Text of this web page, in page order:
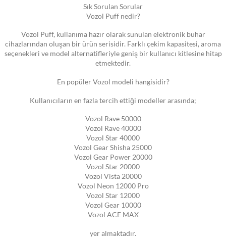
Sık Sorulan Sorular
Vozol Puff nedir?
Vozol Puff, kullanıma hazır olarak sunulan elektronik buhar
cihazlarından oluşan bir ürün serisidir. Farklı çekim kapasitesi, aroma
seçenekleri ve model alternatifleriyle geniş bir kullanıcı kitlesine hitap
etmektedir.
En popüler Vozol modeli hangisidir?
Kullanıcıların en fazla tercih ettiği modeller arasında;
Vozol Rave 50000
Vozol Rave 40000
Vozol Star 40000
Vozol Gear Shisha 25000
Vozol Gear Power 20000
Vozol Star 20000
Vozol Vista 20000
Vozol Neon 12000 Pro
Vozol Star 12000
Vozol Gear 10000
Vozol ACE MAX
yer almaktadır.